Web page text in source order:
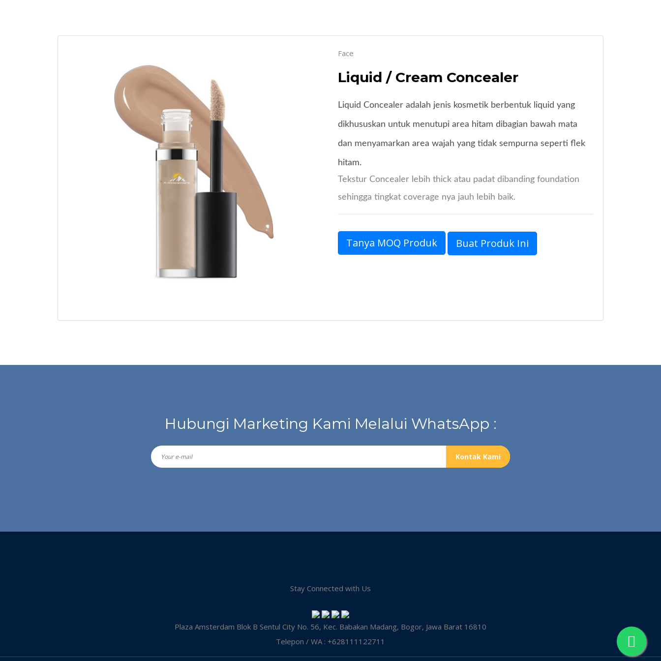
Face
Liquid / Cream Concealer
Liquid Concealer adalah jenis kosmetik berbentuk liquid yang
dikhususkan untuk menutupi area hitam dibagian bawah mata
dan menyamarkan area wajah yang tidak sempurna seperti flek
hitam.
Tekstur Concealer lebih thick atau padat dibanding foundation
sehingga tingkat coverage nya jauh lebih baik.
Tanya MOQ Produk Buat Produk Ini
Hubungi Marketing Kami Melalui WhatsApp :
Kontak Kami
Stay Connected with Us
Plaza Amsterdam Blok B Sentul City No. 56, Kec. Babakan Madang, Bogor, Jawa Barat 16810
Telepon / WA : +628111122711